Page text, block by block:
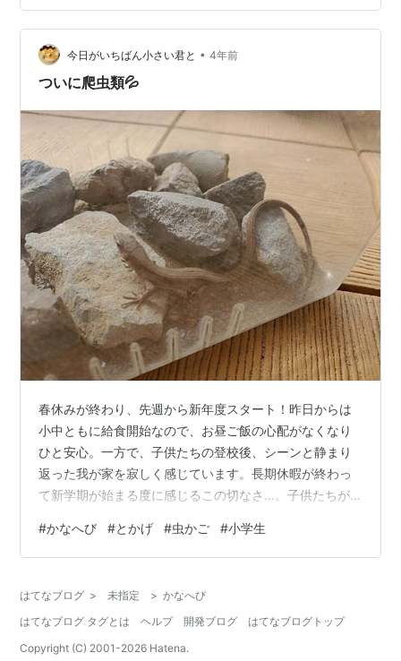
がります。 これも当然だと感じています。 動かないわけ
だから本来なら発汗して体温さげる機能そのもの怪しく
なりますね。 体温下がらぬまま寝てしまうと夜中に発汗
しそれでも足りないので 軽い熱中症のようになります。
今日がいちばん小さい君と • 4年前
ついに爬虫類💦
春休みが終わり、先週から新年度スタート！昨日からは
小中ともに給食開始なので、お昼ご飯の心配がなくなり
ひと安心。一方で、子供たちの登校後、シーンと静まり
返った我が家を寂しく感じています。長期休暇が終わっ
て新学期が始まる度に感じるこの切なさ…。子供たちが
もう寂しいんだろうな…。今からイメージトレーニング
しておかないと！！一緒に暮らせる今の時間を大切に過
てただただ日常に追われるんだよなぁ😅さてさて、3年生
になった弟くん。学校が始まってから、連日放課後は公
園で遊びまくっています。昨日は虫とりするんだー！…
#かなへび #とかげ #虫かご #小学生
はてなブログ > 未指定 > かなへび
はてなブログ タグとは
ヘルプ 開発ブログ
はてなブログトップ
Copyright (C) 2001-2026 Hatena.